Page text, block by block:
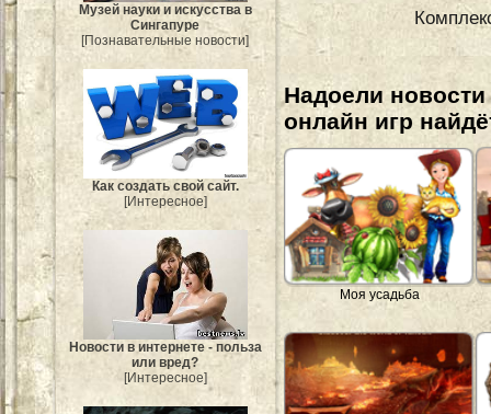
Музей науки и искусства в
Сингапуре
[Познавательные новости]
Как создать свой сайт.
[Интересное]
Новости в интернете - польза
или вред?
[Интересное]
Надоели
онлайн игр
Моя усадьба